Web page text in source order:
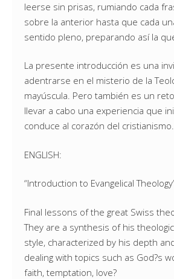
leerse sin prisas, rumiando cada
sobre la anterior hasta que cada
sentido pleno, preparando así la
La presente introducción es una
adentrarse en el misterio de la
mayúscula. Pero también es un
llevar a cabo una experiencia que
conduce al corazón del cristianismo.
ENGLISH:
“Introduction to Evangelical
Final lessons of the great Swiss
They are a synthesis of his
style, characterized by his depth
dealing with topics such as God?s
faith, temptation, love?